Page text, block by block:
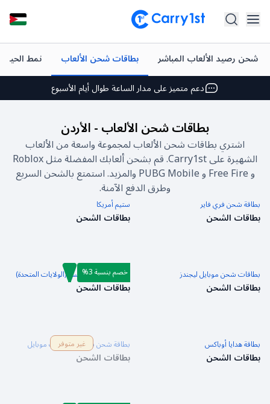
شحن رصيد الألعاب المباشر بطاقات شحن الألعاب نمط الحياة
شحن فوري وتوصيل
أفضل العروض على ألعابك المفضلة
دعم متميز على مدار الساعة طوال أيام الأسبوع
شحن فوري وتوصيل
أفضل العروض على ألعابك المفضلة
دعم متميز على مدار الساعة طوال أيام الأسبوع
تقييم +4.5 على متجر Google Play وApp Store
بطاقات شحن الألعاب-الأردن
اشتري بطاقات شحن الألعاب لمجموعة واسعة من الألعاب
الشهيرة على Carry1st. قم بشحن ألعابك المفضلة مثل Roblox
و Free Fire و PUBG Mobile والمزيد. استمتع بالشحن السريع
وطرق الدفع الآمنة.
بطاقة شحن فري فاير
بطاقات الشحن
ستيم أمريكا
بطاقات الشحن
بطاقات شحن موبايل ليجندز
بطاقات الشحن
بطاقة شحن روبلوكس (الولايات المتحدة)
بطاقات الشحن
خصم بنسبة 3%
بطاقة هدايا أوباكس
بطاقات الشحن
بطاقة شحن ببجي نيو ستيت موبايل
بطاقات الشحن
غير متوفر